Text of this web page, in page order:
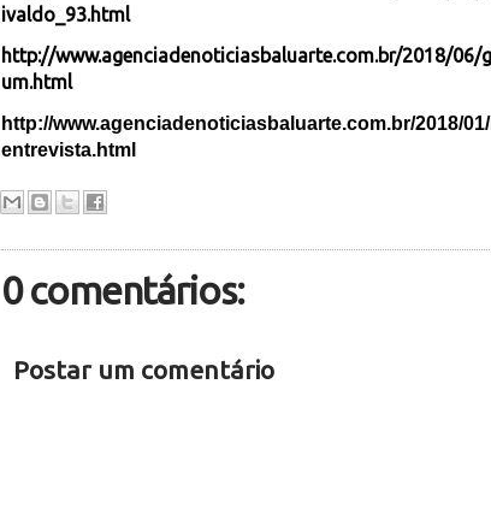
ivaldo_93.html
http://www.agenciadenoticiasbaluarte.com.br/2018/
um.html
http://www.agenciadenoticiasbaluarte.com.br/2018/
entrevista.html
0 comentários:
Postar um comentário